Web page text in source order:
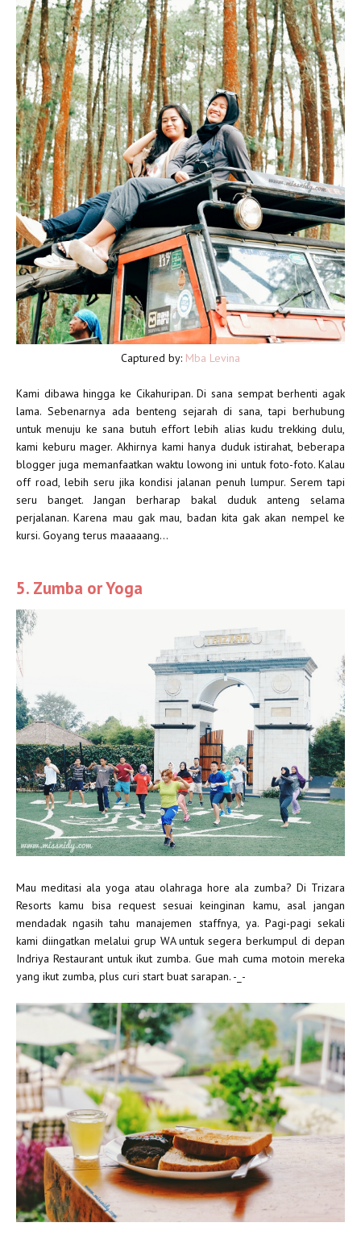
Captured by: Mba Levina
Kami dibawa hingga ke Cikahuripan. Di sana sempat berhenti agak
lama. Sebenarnya ada benteng sejarah di sana, tapi berhubung
untuk menuju ke sana butuh effort lebih alias kudu trekking dulu,
kami keburu mager. Akhirnya kami hanya duduk istirahat, beberapa
blogger juga memanfaatkan waktu lowong ini untuk foto-foto. Kalau
off road, lebih seru jika kondisi jalanan penuh lumpur. Serem tapi
seru banget. Jangan berharap bakal duduk anteng selama
perjalanan. Karena mau gak mau, badan kita gak akan nempel ke
kursi. Goyang terus maaaaang...
5. Zumba or Yoga
Mau meditasi ala yoga atau olahraga hore ala zumba? Di Trizara
Resorts kamu bisa request sesuai keinginan kamu, asal jangan
mendadak ngasih tahu manajemen staffnya, ya. Pagi-pagi sekali
kami diingatkan melalui grup WA untuk segera berkumpul di depan
Indriya Restaurant untuk ikut zumba. Gue mah cuma motoin mereka
yang ikut zumba, plus curi start buat sarapan. -_-